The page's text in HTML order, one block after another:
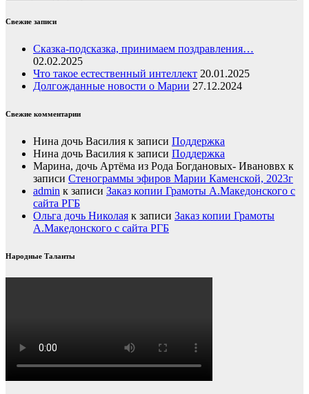
Свежие записи
Сказка-подсказка, принимаем поздравления…
02.02.2025
Что такое естественный интеллект 20.01.2025
Долгожданные новости о Марии 27.12.2024
Свежие комментарии
Нина дочь Василия к записи Поддержка
Нина дочь Василия к записи Поддержка
Марина, дочь Артёма из Рода Богдановых- Ивановвх к
записи Стенограммы эфиров Марии Каменской, 2023г
admin к записи Заказ копии Грамоты А.Македонского с
сайта РГБ
Ольга дочь Николая к записи Заказ копии Грамоты
А.Македонского с сайта РГБ
Народные Таланты